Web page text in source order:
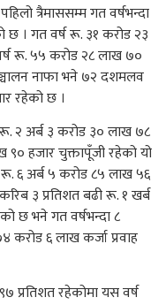
त्रैमाससम्म गत वर्षभन्दा
। गत वर्ष रू. ३१ करोड २३
रू. ५५ करोड २८ लाख ७०
नाफा भने ७२ दशमलव
रहेको छ ।
२ अर्ब ३ करोड ३० लाख ७८
हजार चुक्तापूँजी रहेको यो
६ अर्ब ५ करोड ८५ लाख ५६
३ प्रतिशत बढी रू. १ खर्ब
छ भने गत वर्षभन्दा ८
करोड ६ लाख कर्जा प्रवाह
प्रतिशत रहेकोमा यस वर्ष